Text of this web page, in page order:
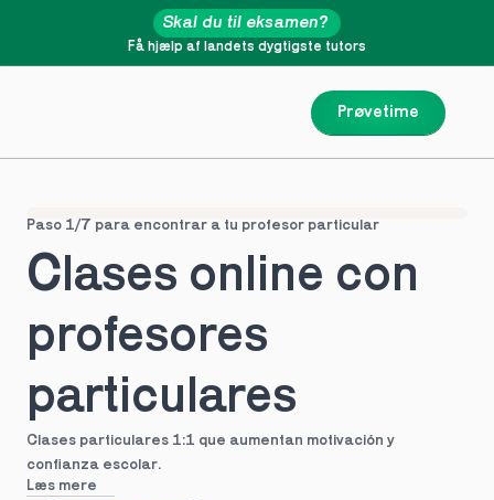
Prøvetime
Få hjælp af landets dygtigste tutors
Skal du til eksamen?
Paso 1/7 para encontrar a tu profesor particular
Clases online con
profesores
particulares
Clases particulares 1:1 que aumentan motivación y
confianza escolar.
Læs mere